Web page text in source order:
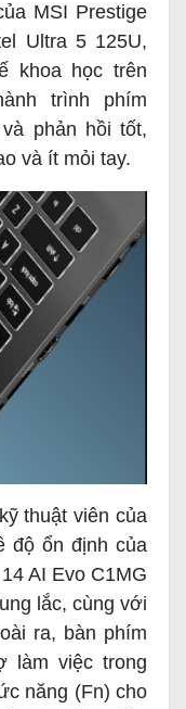
MSI Prestige
Ultra 5 125U,
khoa học trên
trình phím
phản hồi tốt,
và ít mỏi tay.
thuật viên của
độ ổn định của
AI Evo C1MG
lắc, cùng với
ra, bàn phím
làm việc trong
năng (Fn) cho